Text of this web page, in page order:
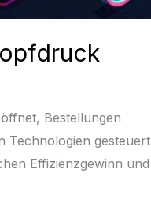
Bestellungen
Technologien gesteuert
Effizienzgewinn und